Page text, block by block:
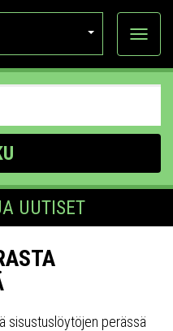
Näytä
UUTISET
sisustuslöytöjen perässä